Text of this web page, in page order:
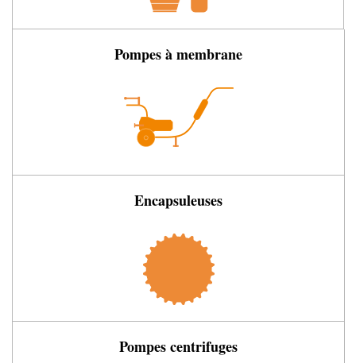
Pompes à membrane
Encapsuleuses
Pompes centrifuges